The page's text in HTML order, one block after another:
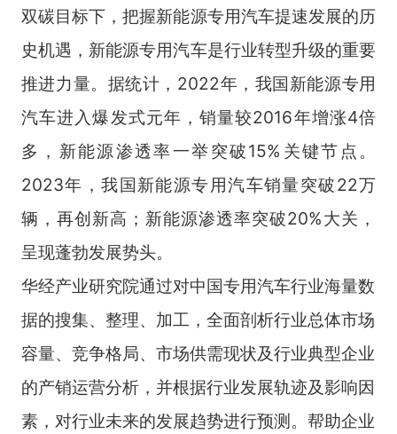
双碳目标下，把握新能源专用汽车提速发展的历
史机遇，新能源专用汽车是行业转型升级的重要
推进力量。据统计，2022年，我国新能源专用
汽车进入爆发式元年，销量较2016年增涨4倍
多，新能源渗透率一举突破15%关键节点。
2023年，我国新能源专用汽车销量突破22万
辆，再创新高；新能源渗透率突破20%大关，
呈现蓬勃发展势头。
华经产业研究院通过对中国专用汽车行业海量数
据的搜集、整理、加工，全面剖析行业总体市场
容量、竞争格局、市场供需现状及行业典型企业
的产销运营分析，并根据行业发展轨迹及影响因
素，对行业未来的发展趋势进行预测。帮助企业